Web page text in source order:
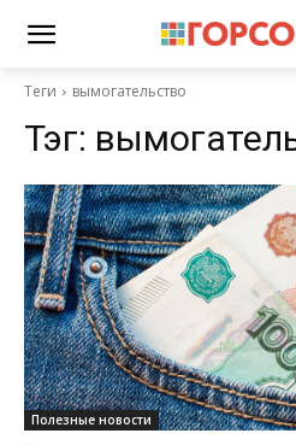
Теги вымогательство
Тэг:
Полезные новости